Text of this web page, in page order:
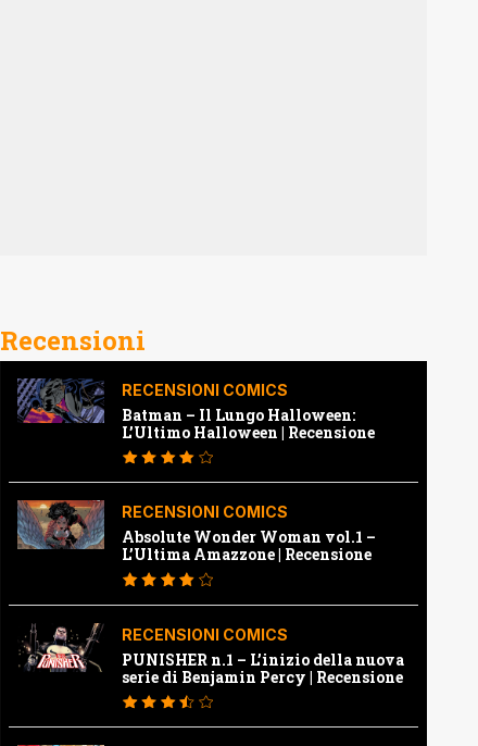
Recensioni
RECENSIONI COMICS
Batman – Il Lungo Halloween:
L’Ultimo Halloween | Recensione
RECENSIONI COMICS
Absolute Wonder Woman vol.1 –
L’Ultima Amazzone | Recensione
RECENSIONI COMICS
PUNISHER n.1 – L’inizio della nuova
serie di Benjamin Percy | Recensione